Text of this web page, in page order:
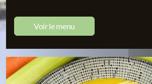
Voir le menu